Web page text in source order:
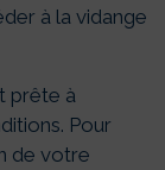
à la vidange
prête à
Pour
de votre